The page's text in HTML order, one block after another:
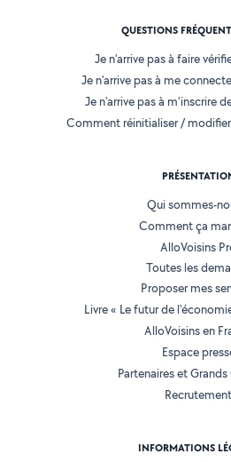
QUESTIONS
Je n'arrive pas à faire
Je n'arrive pas à me
Je n'arrive pas à m'inscrire
Comment réinitialiser /
Qui sommes-
Comment ça
AlloVoisins
Toutes les
Proposer mes
Livre « Le futur de
AlloVoisins en
Espace
Partenaires et
Recrutement
INFORMATIONS